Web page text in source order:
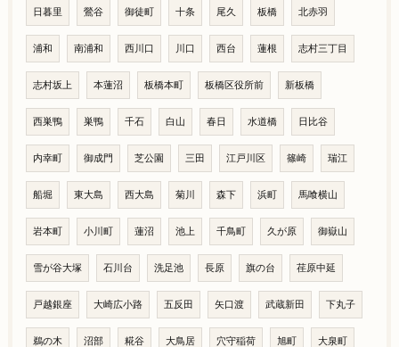
日暮里 鶯谷 御徒町 十条 尾久 板橋 北赤羽
浦和 南浦和 西川口 川口 西台 蓮根 志村三丁目
志村坂上 本蓮沼 板橋本町 板橋区役所前 新板橋
西巣鴨 巣鴨 千石 白山 春日 水道橋 日比谷
内幸町 御成門 芝公園 三田 江戸川区 篠崎 瑞江
船堀 東大島 西大島 菊川 森下 浜町 馬喰横山
岩本町 小川町 蓮沼 池上 千鳥町 久が原 御嶽山
雪が谷大塚 石川台 洗足池 長原 旗の台 荏原中延
戸越銀座 大崎広小路 五反田 矢口渡 武蔵新田 下丸子
鵜の木 沼部 糀谷 大鳥居 穴守稲荷 旭町 大泉町